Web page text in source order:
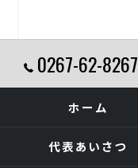
0267-62-8267
ホーム
代表あいさつ